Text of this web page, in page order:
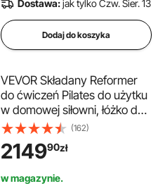
Dostawa:jak tylko Czw. Sier. 13
Dodaj do koszyka
VEVOR Składany Reformer
do ćwiczeń Pilates do użytku
w domowej siłowni, łóżko do
pilatesu z podwójnym
oporem – sprężyna i linka, dla
zaawansowanych i
(162)
214990zł
w magazynie.